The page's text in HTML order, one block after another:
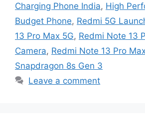
Charging Phone India, High
Budget Phone, Redmi 5G
13 Pro Max 5G, Redmi Note 13
Camera, Redmi Note 13 Pro
Snapdragon 8s Gen 3
Leave a comment